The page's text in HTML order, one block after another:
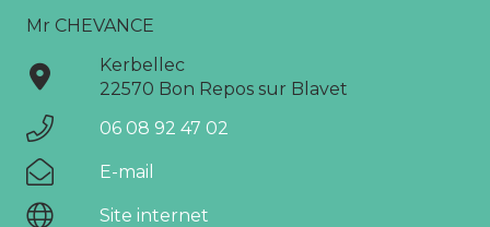
Mr CHEVANCE
Kerbellec
22570 Bon Repos sur Blavet
06 08 92 47 02
E-mail
Site internet